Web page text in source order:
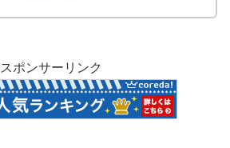
スポンサーリンク